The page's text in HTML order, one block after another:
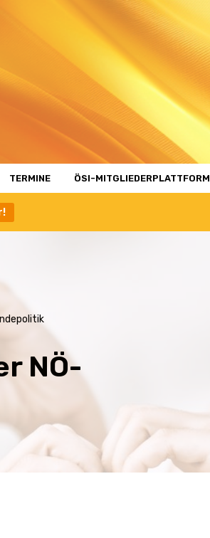
TERMINE ÖSI-MITGLIEDERPLATTFORM
NÖ-